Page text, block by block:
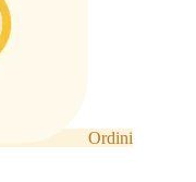
Ordini